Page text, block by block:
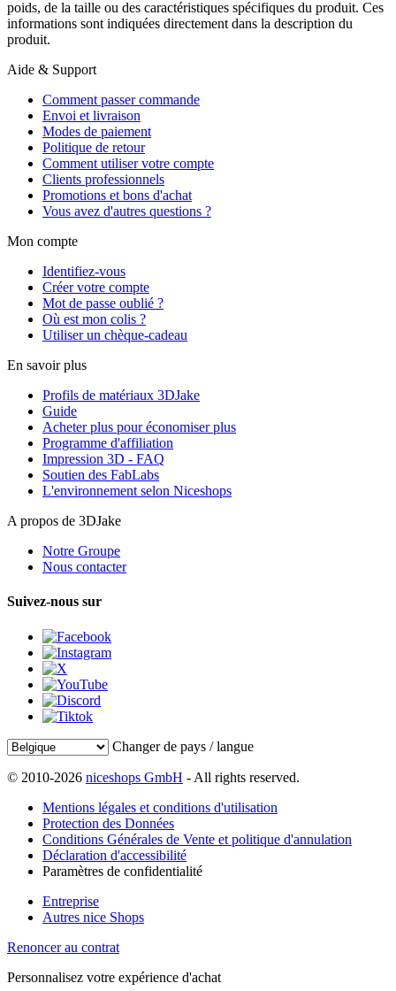
poids, de la taille ou des caractéristiques spécifiques du produit. Ces
informations sont indiquées directement dans la description du
produit.
Aide & Support
Comment passer commande
Envoi et livraison
Modes de paiement
Politique de retour
Comment utiliser votre compte
Clients professionnels
Promotions et bons d'achat
Vous avez d'autres questions ?
Mon compte
Identifiez-vous
Créer votre compte
Mot de passe oublié ?
Où est mon colis ?
Utiliser un chèque-cadeau
En savoir plus
Profils de matériaux 3DJake
Guide
Acheter plus pour économiser plus
Programme d'affiliation
Impression 3D - FAQ
Soutien des FabLabs
L'environnement selon Niceshops
A propos de 3DJake
Notre Groupe
Nous contacter
Suivez-nous sur
Changer de pays / langue
© 2010-2026 niceshops GmbH - All rights reserved.
Mentions légales et conditions d'utilisation
Protection des Données
Conditions Générales de Vente et politique d'annulation
Déclaration d'accessibilité
Paramètres de confidentialité
Entreprise
Autres nice Shops
Renoncer au contrat
Personnalisez votre expérience d'achat